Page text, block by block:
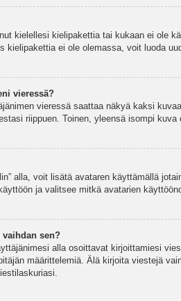
kielellesi kielipakettia tai kukaan ei ole
kielipakettia ei ole olemassa, voit luoda
vieressä?
vieressä saattaa näkyä kaksi
riippuen. Toinen, yleensä isompi
alla, voit lisätä avataren käyttämällä
ja valitsee mitkä avatarien
sen?
alla osoittavat kirjoittamiesi
määrittelemiä. Älä kirjoita viestejä